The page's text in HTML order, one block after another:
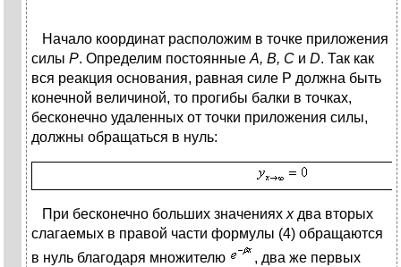
Начало координат расположим в точке приложения
силы Р. Определим постоянные А, В, С и D. Так как
вся реакция основания, равная силе Р должна быть
конечной величиной, то прогибы балки в точках,
бесконечно удаленных от точки приложения силы,
должны обращаться в нуль:
При бесконечно больших значениях хдва вторых
слагаемых в правой части формулы (4) обращаются
в нуль благодаря множителю
, два же первых